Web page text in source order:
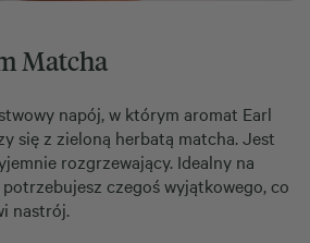
Matcha
napój, w którym aromat Earl
się z zieloną herbatą matcha. Jest
rozgrzewający. Idealny na
czegoś wyjątkowego, co
nastrój.